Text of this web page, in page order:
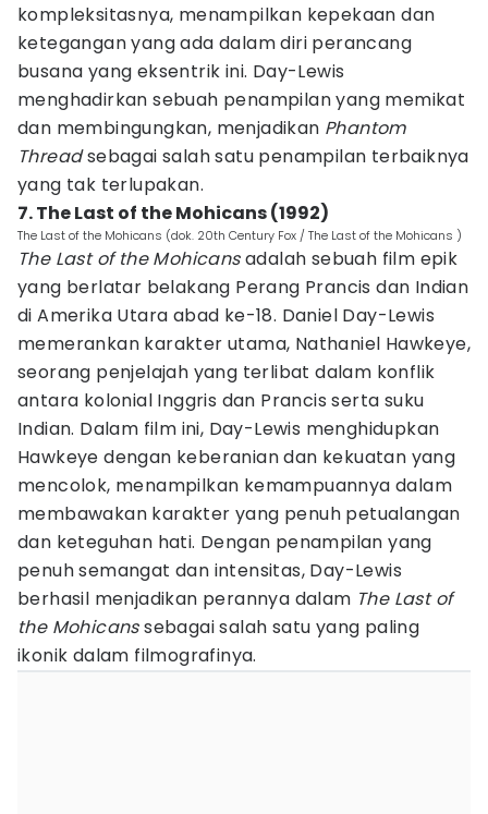
kompleksitasnya, menampilkan kepekaan dan
ketegangan yang ada dalam diri perancang
busana yang eksentrik ini. Day-Lewis
menghadirkan sebuah penampilan yang memikat
dan membingungkan, menjadikan Phantom
Threadsebagai salah satu penampilan terbaiknya
yang tak terlupakan.
7. The Last of the Mohicans (1992)
The Last of the Mohicans (dok. 20th Century Fox / The Last of the Mohicans )
The Last of the Mohicansadalah sebuah film epik
yang berlatar belakang Perang Prancis dan Indian
di Amerika Utara abad ke-18. Daniel Day-Lewis
memerankan karakter utama, Nathaniel Hawkeye,
seorang penjelajah yang terlibat dalam konflik
antara kolonial Inggris dan Prancis serta suku
Indian. Dalam film ini, Day-Lewis menghidupkan
Hawkeye dengan keberanian dan kekuatan yang
mencolok, menampilkan kemampuannya dalam
membawakan karakter yang penuh petualangan
dan keteguhan hati. Dengan penampilan yang
penuh semangat dan intensitas, Day-Lewis
berhasil menjadikan perannya dalam The Last of
the Mohicanssebagai salah satu yang paling
ikonik dalam filmografinya.